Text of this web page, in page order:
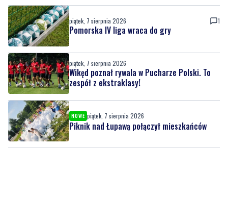
piątek, 7 sierpnia 2026 1
Pomorska IV liga wraca do gry
piątek, 7 sierpnia 2026
Wikęd poznał rywala w Pucharze Polski. To
zespół z ekstraklasy!
NOWE piątek, 7 sierpnia 2026
Piknik nad Łupawą połączył mieszkańców